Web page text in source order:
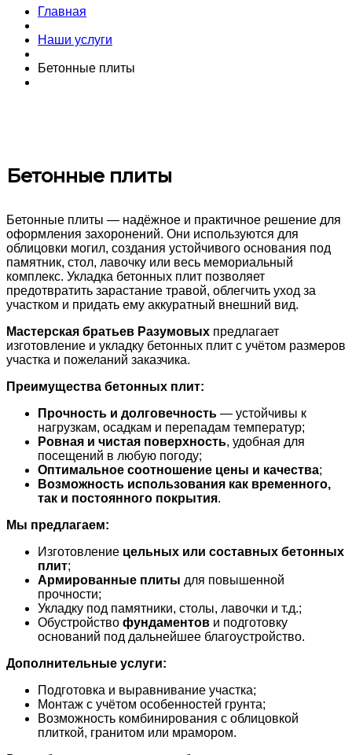
Главная
Наши услуги
Бетонные плиты
Бетонные плиты
Бетонные плиты — надёжное и практичное решение для
оформления захоронений. Они используются для
облицовки могил, создания устойчивого основания под
памятник, стол, лавочку или весь мемориальный
комплекс. Укладка бетонных плит позволяет
предотвратить зарастание травой, облегчить уход за
участком и придать ему аккуратный внешний вид.
Мастерская братьев Разумовых предлагает
изготовление и укладку бетонных плит с учётом размеров
участка и пожеланий заказчика.
Преимущества бетонных плит:
Прочность и долговечность — устойчивы к
нагрузкам, осадкам и перепадам температур;
Ровная и чистая поверхность, удобная для
посещений в любую погоду;
Оптимальное соотношение цены и качества;
Возможность использования как временного,
так и постоянного покрытия.
Мы предлагаем:
Изготовление цельных или составных бетонных
плит;
Армированные плиты для повышенной
прочности;
Укладку под памятники, столы, лавочки и т.д.;
Обустройство фундаментов и подготовку
оснований под дальнейшее благоустройство.
Дополнительные услуги:
Подготовка и выравнивание участка;
Монтаж с учётом особенностей грунта;
Возможность комбинирования с облицовкой
плиткой, гранитом или мрамором.